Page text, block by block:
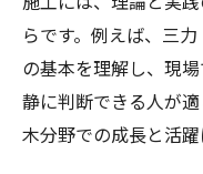
らです。例えば、三
の基本を理解し、現
静に判断できる人が
木分野での成長と活躍